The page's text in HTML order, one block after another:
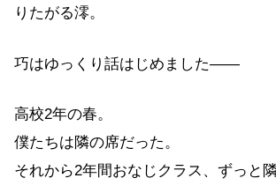
りたがる澪。
巧はゆっくり話はじめました――
高校2年の春。
僕たちは隣の席だった。
それから2年間おなじクラス、ずっと